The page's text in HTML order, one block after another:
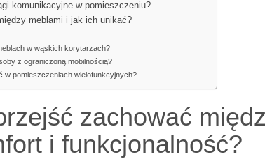
komunikacyjne w pomieszczeniu?
meblami i jak ich unikać?
w wąskich korytarzach?
z ograniczoną mobilnością?
w pomieszczeniach wielofunkcyjnych?
zachować
i funkcjonalność?